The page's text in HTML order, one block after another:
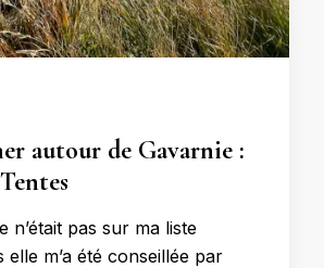
autour de Gavarnie :
n’était pas sur ma liste
elle m’a été conseillée par